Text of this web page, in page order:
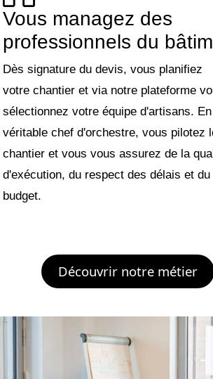
Vous managez des
professionnels du
Dès signature du devis, vous planifiez
votre chantier et via notre plateforme
sélectionnez votre équipe d'artisans. En
véritable chef d'orchestre, vous pilotez
chantier et vous vous assurez de la
d'exécution, du respect des délais et du
budget.
Découvrir notre métier